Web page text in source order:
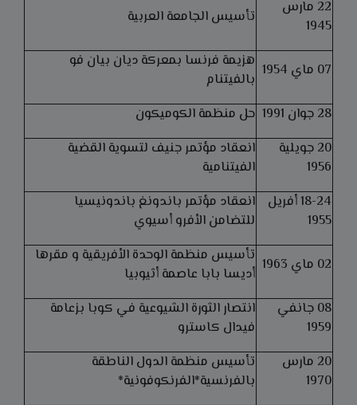
22 مارس
1945
تأسيس الجامعة العربية
07 ماي 1954
هزيمة فرنسا بمعركة ديان بيان فو
بالفيتنام
28 جوان 1991
حل منظمة الكوميكون
20 جويلية
1956
انعقاد مؤتمر جنيف لتسوية القضية
الفيتنامية
18-24 أفريل
1955
انعقاد مؤتمر باندونغ باندونيسيا
للتضامن الأفرو أسيوي
02 ماي 1963
تأسيس منظمة الوحدة الأفريقية و مقرها
أديسا بابا عاصمة أثيوبيا
08 جانفي
1959
انتصار الثورة الشيوعية في كوبا بزعامة
فيدال كاسترو
20 مارس
1970
تأسيس منظمة الدول الناطقة
بالفرنسية*الفرنكوفونية*